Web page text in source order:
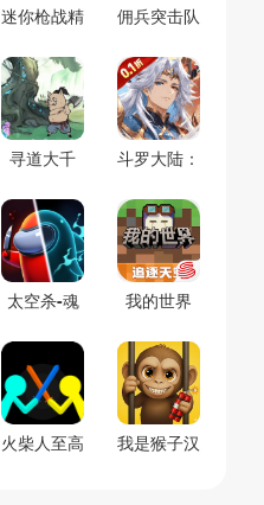
迷你枪战精
英
佣兵突击队
(0.1折割草
免费版)
寻道大千
(官服)
斗罗大陆：
逆转时空
(0.1折)
太空杀-魂
警长
我的世界
(官服)
火柴人至高
我是猴子汉